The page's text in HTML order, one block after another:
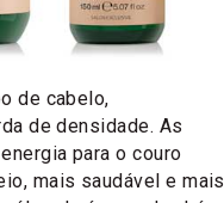
de cabelo,
de densidade. As
para o couro
mais saudável e mais